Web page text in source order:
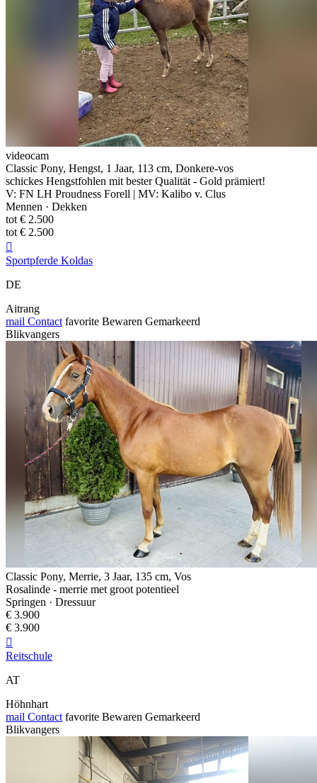
videocam
Classic Pony, Hengst, 1 Jaar, 113 cm, Donkere-vos
schickes Hengstfohlen mit bester Qualität - Gold prämiert!
V: FN LH Proudness Forell | MV: Kalibo v. Clus
Mennen · Dekken
tot € 2.500
tot € 2.500

Sportpferde Koldas
DE
Aitrang
mail Contact favorite Bewaren Gemarkeerd
Blikvangers
Classic Pony, Merrie, 3 Jaar, 135 cm, Vos
Rosalinde - merrie met groot potentieel
Springen · Dressuur
€ 3.900
€ 3.900

Reitschule
AT
Höhnhart
mail Contact favorite Bewaren Gemarkeerd
Blikvangers